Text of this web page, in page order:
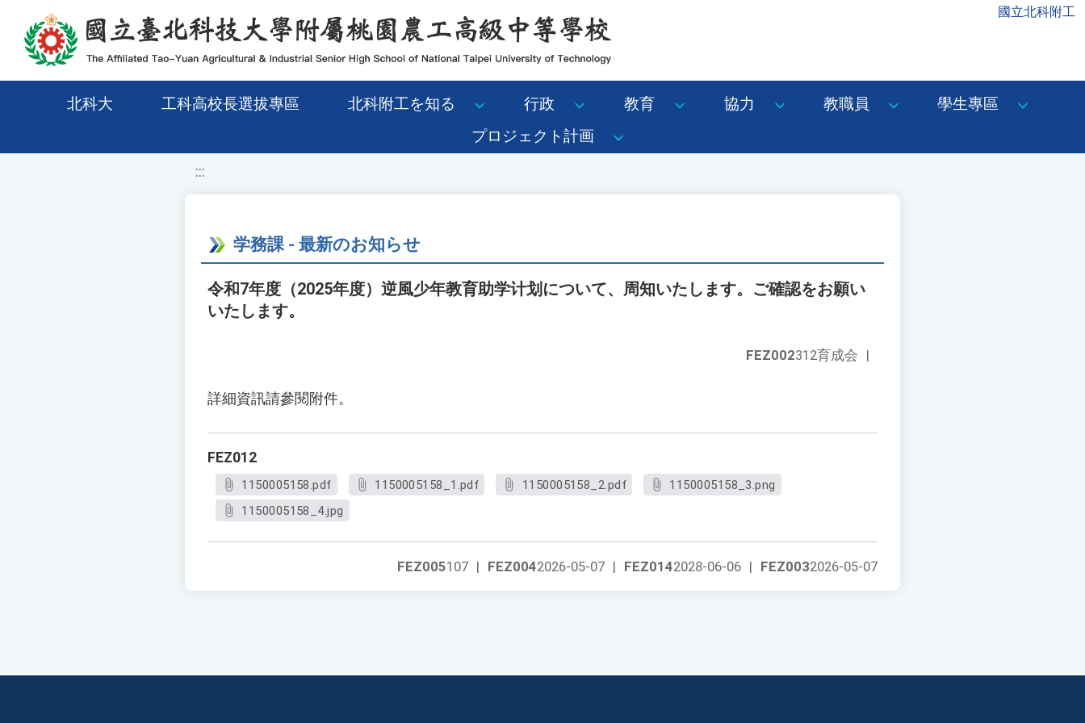
移至網頁之主要內容區位置 國立北科附工
北科大 工科高校長選拔專區 北科附工を知る 行政 教育 協力 教職員
學生專區
プロジェクト計画
:::
学務課 - 最新のお知らせ
令和7年度（2025年度）逆風少年教育助学计划について、周知いたします。ご確認をお願い
いたします。
FEZ002312育成会 |
詳細資訊請參閱附件。
FEZ012
1150005158.pdf 1150005158_1.pdf 1150005158_2.pdf
1150005158_3.png
1150005158_4.jpg
FEZ0032026-05-07
FEZ0142028-06-06 |
FEZ0042026-05-07 |
FEZ005107 |